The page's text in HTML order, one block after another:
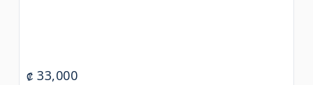
₡ 33,000